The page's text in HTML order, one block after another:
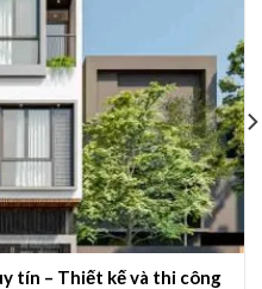
tín – Thiết kế và thi công